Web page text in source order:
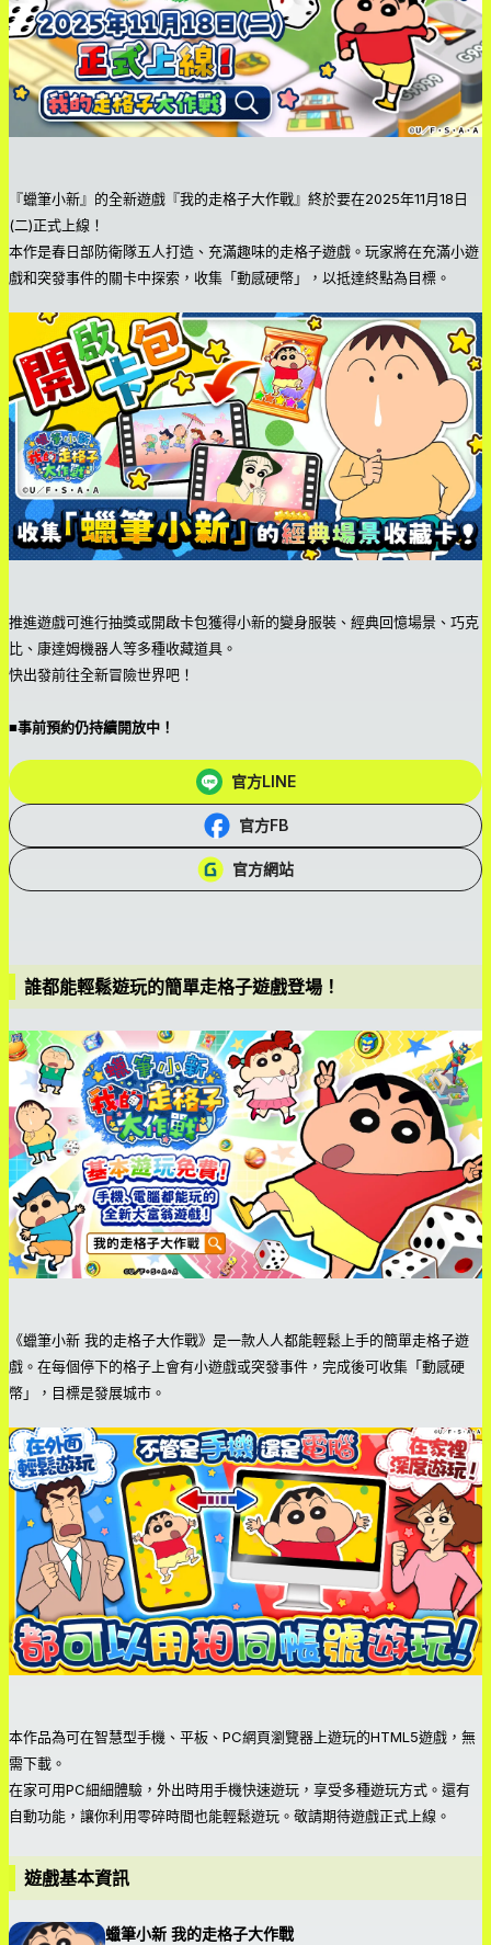
『蠟筆小新』的全新遊戲『我的走格子大作戰』終於要在2025年11月18日
(二)正式上線！
本作是春日部防衛隊五人打造、充滿趣味的走格子遊戲。玩家將在充滿小遊
戲和突發事件的關卡中探索，收集「動感硬幣」，以抵達終點為目標。
推進遊戲可進行抽獎或開啟卡包獲得小新的變身服裝、經典回憶場景、巧克
比、康達姆機器人等多種收藏道具。
快出發前往全新冒險世界吧！
■事前預約仍持續開放中！
官方LINE
官方FB
官方網站
誰都能輕鬆遊玩的簡單走格子遊戲登場！
《蠟筆小新 我的走格子大作戰》是一款人人都能輕鬆上手的簡單走格子遊
戲。在每個停下的格子上會有小遊戲或突發事件，完成後可收集「動感硬
幣」，目標是發展城市。
本作品為可在智慧型手機、平板、PC網頁瀏覽器上遊玩的HTML5遊戲，無
需下載。
在家可用PC細細體驗，外出時用手機快速遊玩，享受多種遊玩方式。還有
自動功能，讓你利用零碎時間也能輕鬆遊玩。敬請期待遊戲正式上線。
遊戲基本資訊
蠟筆小新 我的走格子大作戰